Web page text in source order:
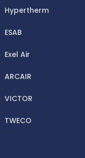
Hypertherm
ESAB
Exel Air
ARCAIR
VICTOR
TWECO